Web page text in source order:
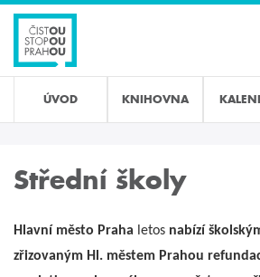
Přejít
hlavnímu
obsahu
ÚVOD KNIHOVNA
Střední školy
Hlavní město Praha letos nabízí
zřizovaným Hl. městem Prahou